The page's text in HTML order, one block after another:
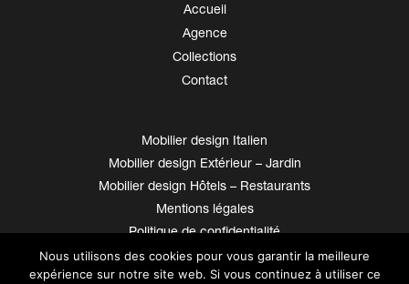
Accueil
Agence
Collections
Contact
Mobilier design Italien
Mobilier design Extérieur – Jardin
Mobilier design Hôtels – Restaurants
Mentions légales
Politique de confidentialité
© Helven 2026
Site réalisé par 69pixl agence web à Lyon
Nous utilisons des cookies pour vous garantir la meilleure
expérience sur notre site web. Si vous continuez à utiliser ce